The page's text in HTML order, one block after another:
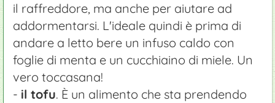
il raffreddore, ma anche per aiutare ad
addormentarsi. L'ideale quindi è prima di
andare a letto bere un infuso caldo con
foglie di menta e un cucchiaino di miele. Un
vero toccasana!
- il tofu. È un alimento che sta prendendo